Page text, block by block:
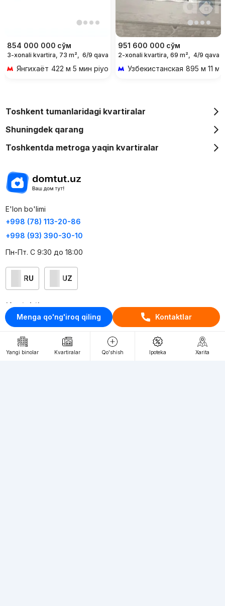
Menga qo'ng'iroq qiling Kontaktlar
854 000 000 сўм
3-xonali kvartira, 73 m², 6/9 qavat
Янгихаёт 422 м 5 мин piyoda
951 600 000 сўм
2-xonali kvartira, 69 m², 4/9 qavat
Узбекистанская 895 м 11
Yangi binolar Kvartiralar Qo'shish Ipoteka Xarita
Toshkent tumanlaridagi kvartiralar
Shuningdek qarang
Toshkentda metroga yaqin kvartiralar
E'lon bo'limi
+998 (78) 113-20-86
+998 (93) 390-30-10
Пн-Пт. С 9:30 до 18:00
RU UZ
Kontaktlar
loyiha haqida
Webnow © loyihasi